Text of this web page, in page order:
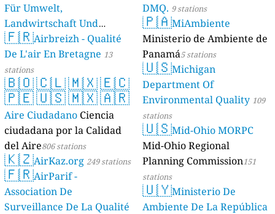
Für Umwelt,
Landwirtschaft Und
Geologie) 50 stations
🇫🇷Airbreizh - Qualité
De L'air En Bretagne 13
stations
🇧🇴🇨🇱🇲🇽🇪🇨
🇵🇪🇺🇸🇲🇽🇦🇷
Aire Ciudadano Ciencia
ciudadana por la Calidad
del Aire806 stations
🇰🇿AirKaz.org 249 stations
🇫🇷AirParif -
Association De
Surveillance De La Qualité
DMQ. 9 stations
🇵🇦MiAmbiente
Ministerio de Ambiente de
Panamá5 stations
🇺🇸Michigan
Department Of
Environmental Quality 109
stations
🇺🇸Mid-Ohio MORPC
Mid-Ohio Regional
Planning Commission151
stations
🇺🇾Ministerio De
Ambiente De La República